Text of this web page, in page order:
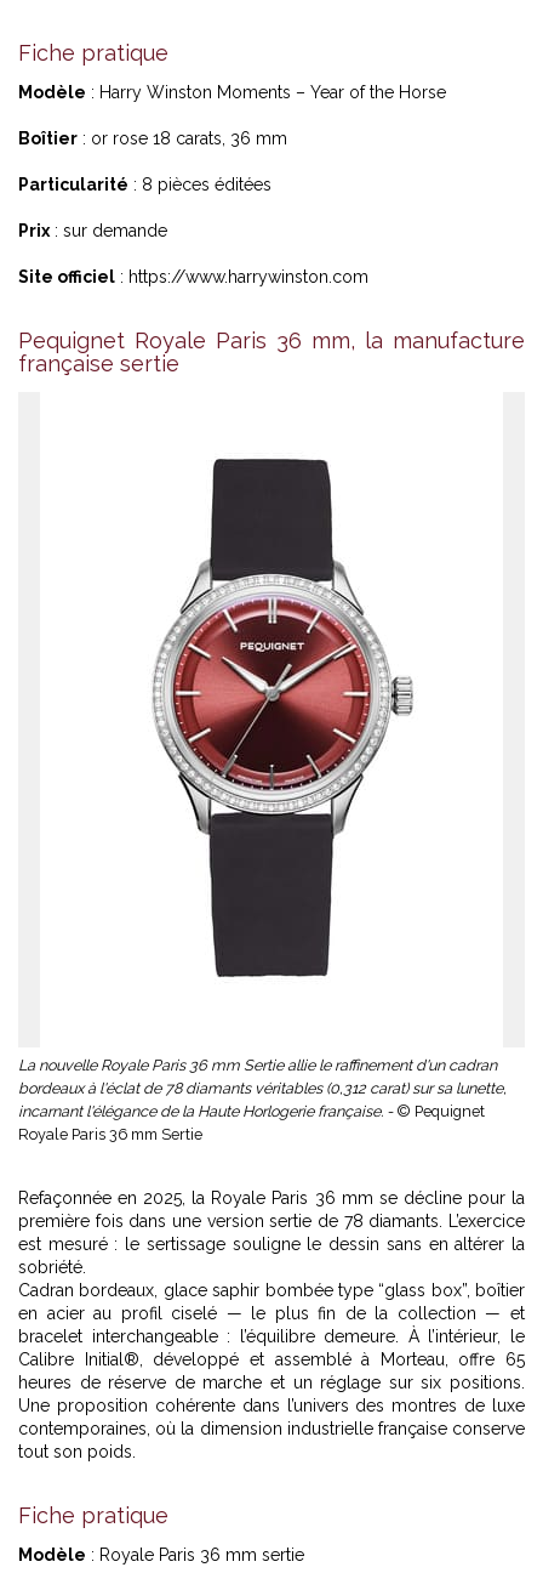
Fiche pratique
Modèle : Harry Winston Moments – Year of the Horse
Boîtier : or rose 18 carats, 36 mm
Particularité : 8 pièces éditées
Prix : sur demande
Site officiel : https://www.harrywinston.com
Pequignet Royale Paris 36 mm, la manufacture
française sertie
La nouvelle Royale Paris 36 mm Sertie allie le raffinement d'un cadran
bordeaux à l'éclat de 78 diamants véritables (0,312 carat) sur sa lunette,
incarnant l'élégance de la Haute Horlogerie française. - © Pequignet
Royale Paris 36 mm Sertie
Refaçonnée en 2025, la Royale Paris 36 mm se décline pour la
première fois dans une version sertie de 78 diamants. L’exercice
est mesuré : le sertissage souligne le dessin sans en altérer la
sobriété.
Cadran bordeaux, glace saphir bombée type “glass box”, boîtier
en acier au profil ciselé — le plus fin de la collection — et
bracelet interchangeable : l’équilibre demeure. À l’intérieur, le
Calibre Initial®, développé et assemblé à Morteau, offre 65
heures de réserve de marche et un réglage sur six positions.
Une proposition cohérente dans l’univers des montres de luxe
contemporaines, où la dimension industrielle française conserve
tout son poids.
Fiche pratique
Modèle : Royale Paris 36 mm sertie